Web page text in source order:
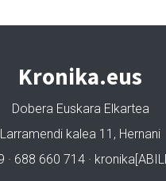
Kronika.eus
Dobera Euskara Elkartea
Larramendi kalea 11, Hernani
· 688 660 714 ·